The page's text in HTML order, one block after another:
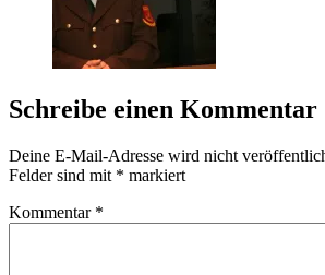
Schreibe einen Kommentar
Deine E-Mail-Adresse wird nicht
Felder sind mit * markiert
Kommentar *